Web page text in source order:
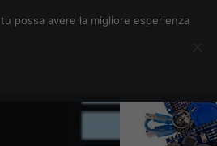
possa avere la migliore esperienza